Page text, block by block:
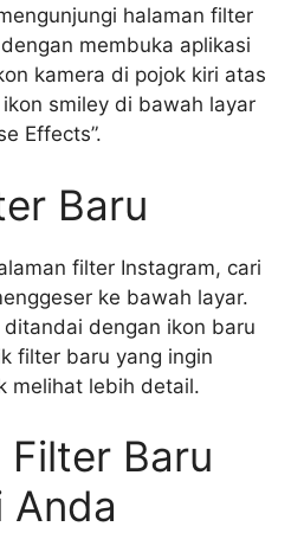
halaman filter
membuka aplikasi
kamera di pojok kiri atas
smiley di bawah layar
Effects”.
Baru
filter Instagram, cari
ke bawah layar.
dengan ikon baru
filter baru yang ingin
melihat lebih detail.
Filter Baru
Anda